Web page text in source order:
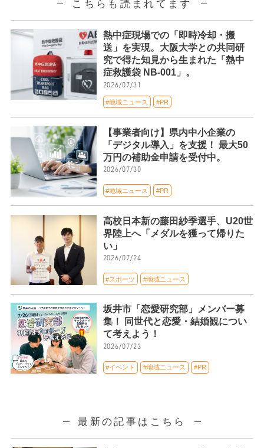
こちらも読まれてます
熱中症現場での「即時冷却・搬
送」を実現。大阪大学との共同研
究で得た知見から生まれた「熱中
症救護袋 NB-001」。
2026/07/31
#地域ニュース #PR
【事業者向け】県内中小企業の
「デジタル導入」を支援！ 最大50
万円の補助金申請を受付中。
2026/07/30
#地域ニュース #PR
高校日本新の藤田紗季選手、U20世
界陸上へ「メダルを獲って帰りた
い」
2026/07/24
#スポーツ #地域ニュース
坂井市「恋愛研究部」メンバー募
集！ 同世代と恋愛・結婚観につい
て考えよう！
2026/07/23
#イベント #地域ニュース #PR
最新の記事はこちら